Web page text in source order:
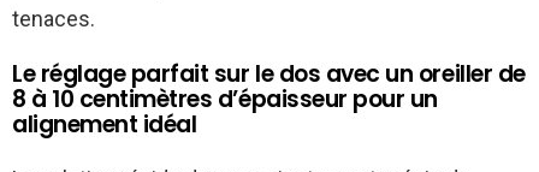
tenaces.
Le réglage parfait sur le dos avec un oreiller de
8 à 10 centimètres d’épaisseur pour un
alignement idéal